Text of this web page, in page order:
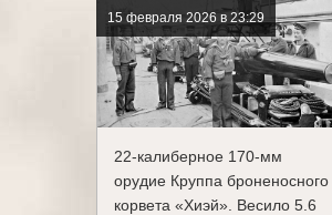
15 февраля 2026 в 23:29
22-калиберное 170-мм
орудие Круппа броненосного
корвета «Хиэй». Весило 5.6